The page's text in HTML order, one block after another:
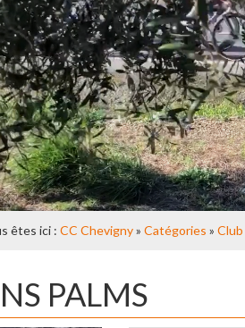
êtes ici : CC Chevigny» Catégories » Club
PALMS